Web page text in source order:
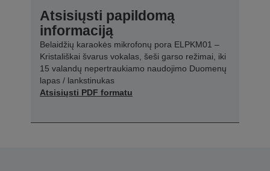
Atsisiųsti papildomą
informaciją
Belaidžių karaokės mikrofonų pora ELPKM01 –
Kristališkai švarus vokalas, šeši garso režimai, iki
15 valandų nepertraukiamo naudojimo Duomenų
lapas / lankstinukas
Atsisiųsti PDF formatu